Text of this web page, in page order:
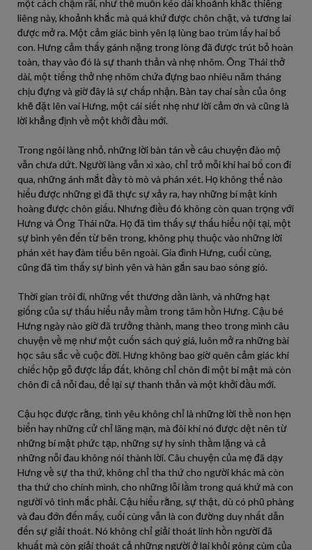
một cách chậm rãi, như thể muốn kéo dài khoảnh khắc thiêng
liêng này, khoảnh khắc mà quá khứ được chôn chặt, và tương lai
được mở ra. Một cảm giác bình yên lạ lùng bao trùm lấy hai bố
con. Hưng cảm thấy gánh nặng trong lòng đã được trút bỏ hoàn
toàn, thay vào đó là sự thanh thản và nhẹ nhõm. Ông Thái thở
dài, một tiếng thở nhẹ nhõm chứa đựng bao nhiêu năm tháng
chịu đựng và giờ đây là sự chấp nhận. Bàn tay chai sần của ông
khẽ đặt lên vai Hưng, một cái siết nhẹ như lời cảm ơn và cũng là
lời khẳng định về một khởi đầu mới.
Trong ngôi làng nhỏ, những lời bàn tán về câu chuyện đào mộ
vẫn chưa dứt. Người làng vẫn xì xào, chỉ trỏ mỗi khi hai bố con đi
qua, những ánh mắt đầy tò mò và phán xét. Họ không thể nào
hiểu được những gì đã thực sự xảy ra, hay những bí mật kinh
hoàng được chôn giấu. Nhưng điều đó không còn quan trọng với
Hưng và Ông Thái nữa. Họ đã tìm thấy sự thấu hiểu nội tại, một
sự bình yên đến từ bên trong, không phụ thuộc vào những lời
phán xét hay đàm tiếu bên ngoài. Gia đình Hưng, cuối cùng,
cũng đã tìm thấy sự bình yên và hàn gắn sau bao sóng gió.
Thời gian trôi đi, những vết thương dần lành, và những hạt
giống của sự thấu hiểu nảy mầm trong tâm hồn Hưng. Cậu bé
Hưng ngày nào giờ đã trưởng thành, mang theo trong mình câu
chuyện về mẹ như một cuốn sách quý giá, luôn mở ra những bài
học sâu sắc về cuộc đời. Hưng không bao giờ quên cảm giác khi
chiếc hộp gỗ được lấp đất, không chỉ chôn đi một bí mật mà còn
chôn đi cả nỗi đau, để lại sự thanh thản và một khởi đầu mới.
Cậu học được rằng, tình yêu không chỉ là những lời thề non hẹn
biển hay những cử chỉ lãng mạn, mà đôi khi nó được dệt nên từ
những bí mật phức tạp, những sự hy sinh thầm lặng và cả
những nỗi đau không nói thành lời. Câu chuyện của mẹ đã dạy
Hưng về sự tha thứ, không chỉ tha thứ cho người khác mà còn
tha thứ cho chính mình, cho những lỗi lầm trong quá khứ mà con
người vô tình mắc phải. Cậu hiểu rằng, sự thật, dù có phũ phàng
và đau đớn đến mấy, cuối cùng vẫn là con đường duy nhất dẫn
đến sự giải thoát. Nó không chỉ giải thoát linh hồn người đã
khuất mà còn giải thoát cả những người ở lại khỏi gông cùm của